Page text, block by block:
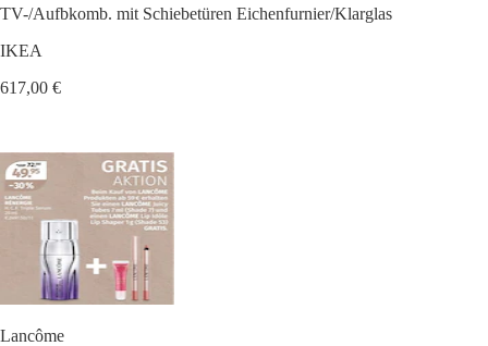
TV-/Aufbkomb. mit Schiebetüren Eichenfurnier/Klarglas
IKEA
617,00 €
Lancôme